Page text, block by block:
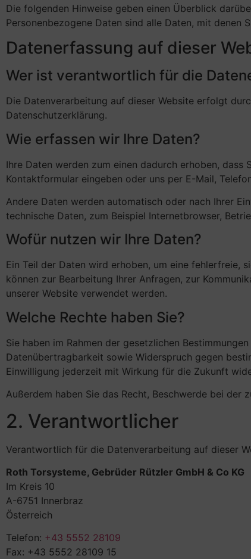
Die folgenden Hinweise geben einen Überblick
Personenbezogene Daten sind alle Daten, mit denen
Datenerfassung auf dieser
Wer ist verantwortlich für die
Die Datenverarbeitung auf dieser Website erfolgt
Datenschutzerklärung.
Wie erfassen wir Ihre Daten?
Ihre Daten werden zum einen dadurch erhoben, dass
Kontaktformular eingeben oder uns per E-Mail,
Andere Daten werden automatisch oder nach Ihrer
technische Daten, zum Beispiel Internetbrowser,
Wofür nutzen wir Ihre Daten?
Ein Teil der Daten wird erhoben, um eine fehlerfreie,
können zur Bearbeitung Ihrer Anfragen, zur
unserer Website verwendet werden.
Welche Rechte haben Sie?
Sie haben im Rahmen der gesetzlichen
Datenübertragbarkeit sowie Widerspruch gegen
Einwilligung jederzeit mit Wirkung für die Zukunft
Außerdem haben Sie das Recht, Beschwerde bei der
2. Verantwortlicher
Verantwortlich für die Datenverarbeitung auf dieser
Roth Torsysteme, Gebrüder Rützler GmbH & Co KG
Im Kreis 10
A-6751 Innerbraz
Österreich
Telefon: +43 5552 28109
Fax: +43 5552 28109 15